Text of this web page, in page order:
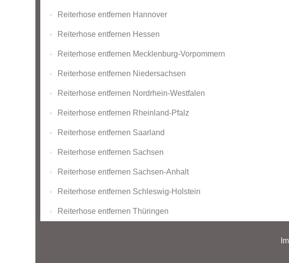
Reiterhose entfernen Hannover
Reiterhose entfernen Hessen
Reiterhose entfernen Mecklenburg-Vorpommern
Reiterhose entfernen Niedersachsen
Reiterhose entfernen Nordrhein-Westfalen
Reiterhose entfernen Rheinland-Pfalz
Reiterhose entfernen Saarland
Reiterhose entfernen Sachsen
Reiterhose entfernen Sachsen-Anhalt
Reiterhose entfernen Schleswig-Holstein
Reiterhose entfernen Thüringen